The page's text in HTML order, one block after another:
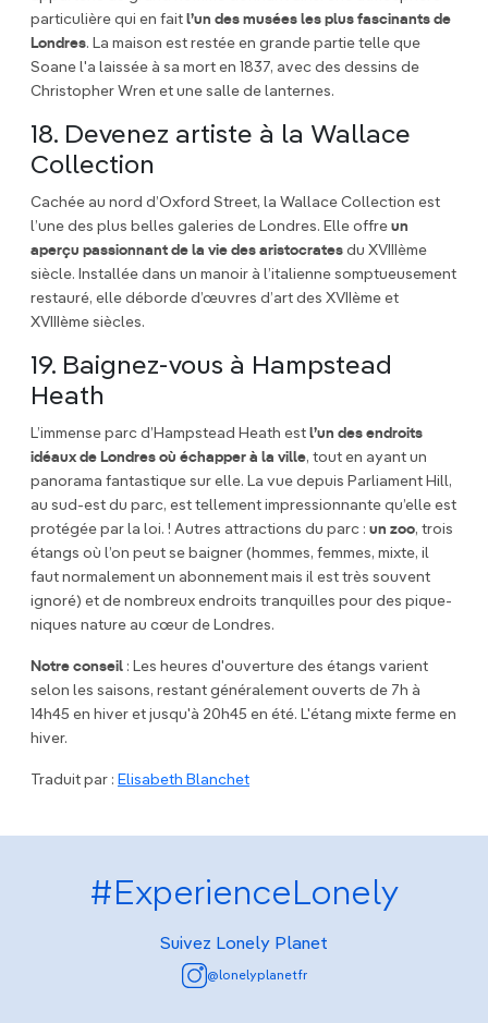
particulière qui en fait l’un des musées les plus fascinants de
Londres. La maison est restée en grande partie telle que
Soane l'a laissée à sa mort en 1837, avec des dessins de
Christopher Wren et une salle de lanternes.
18. Devenez artiste à la Wallace
Collection
Cachée au nord d’Oxford Street, la Wallace Collection est
l’une des plus belles galeries de Londres. Elle offre un
aperçu passionnant de la vie des aristocrates du XVIIIème
siècle. Installée dans un manoir à l’italienne somptueusement
restauré, elle déborde d’œuvres d’art des XVIIème et
XVIIIème siècles.
19. Baignez-vous à Hampstead
Heath
L’immense parc d’Hampstead Heath est l’un des endroits
idéaux de Londres où échapper à la ville, tout en ayant un
panorama fantastique sur elle. La vue depuis Parliament Hill,
au sud-est du parc, est tellement impressionnante qu’elle est
protégée par la loi. ! Autres attractions du parc : un zoo, trois
étangs où l’on peut se baigner (hommes, femmes, mixte, il
faut normalement un abonnement mais il est très souvent
ignoré) et de nombreux endroits tranquilles pour des pique-
niques nature au cœur de Londres.
Notre conseil : Les heures d'ouverture des étangs varient
selon les saisons, restant généralement ouverts de 7h à
14h45 en hiver et jusqu'à 20h45 en été. L'étang mixte ferme en
hiver.
Traduit par : Elisabeth Blanchet
#ExperienceLonely
Suivez Lonely Planet
@lonelyplanetfr